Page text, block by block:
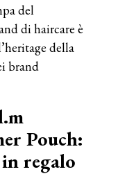
del
di haircare è
della
brand
Pouch:
regalo